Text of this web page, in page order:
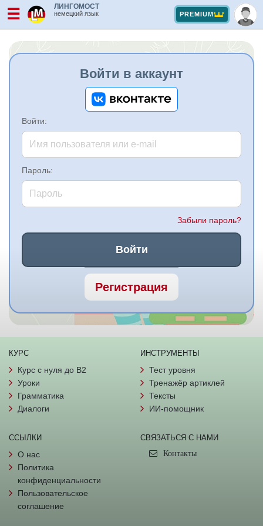
☰ ЛИНГОМОСТ
немецкий язык PREMIUM
Войти в аккаунт
Войти:
Пароль:
Забыли пароль?
Войти
Регистрация
КУРС
Курс с нуля до B2
Уроки
Грамматика
Диалоги
ИНСТРУМЕНТЫ
Тест уровня
Тренажёр артиклей
Тексты
ИИ-помощник
ССЫЛКИ
О нас
Политика
конфиденциальности
Пользовательское
соглашение
СВЯЗАТЬСЯ С НАМИ
Контакты